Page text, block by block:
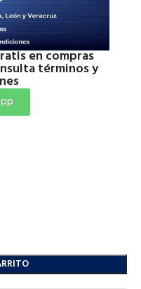
en compras
términos y